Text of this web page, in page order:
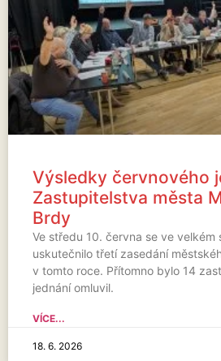
Výsledky červnového
Zastupitelstva města
Brdy
Ve středu 10. června se ve velkém
uskutečnilo třetí zasedání
v tomto roce. Přítomno bylo 14
jednání omluvil.
VÍCE...
18. 6. 2026